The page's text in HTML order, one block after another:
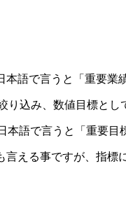
語で言うと「重要業
込み、数値目標とし
語で言うと「重要目
える事ですが、指標